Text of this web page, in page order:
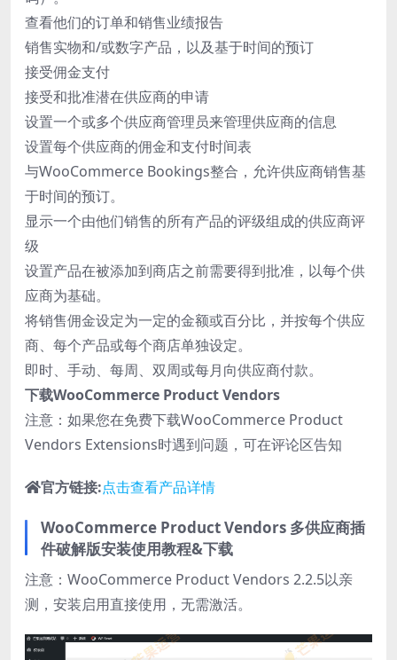
查看他们的订单和销售业绩报告
销售实物和/或数字产品，以及基于时间的预订
接受佣金支付
接受和批准潜在供应商的申请
设置一个或多个供应商管理员来管理供应商的信息
设置每个供应商的佣金和支付时间表
与WooCommerce Bookings整合，允许供应商销售基
于时间的预订。
显示一个由他们销售的所有产品的评级组成的供应商评
级
设置产品在被添加到商店之前需要得到批准，以每个供
应商为基础。
将销售佣金设定为一定的金额或百分比，并按每个供应
商、每个产品或每个商店单独设定。
即时、手动、每周、双周或每月向供应商付款。
下载WooCommerce Product Vendors
注意：如果您在免费下载WooCommerce Product
Vendors Extensions时遇到问题，可在评论区告知
官方链接:点击查看产品详情
WooCommerce Product Vendors 多供应商插
件破解版安装使用教程&下载
注意：WooCommerce Product Vendors 2.2.5以亲
测，安装启用直接使用，无需激活。